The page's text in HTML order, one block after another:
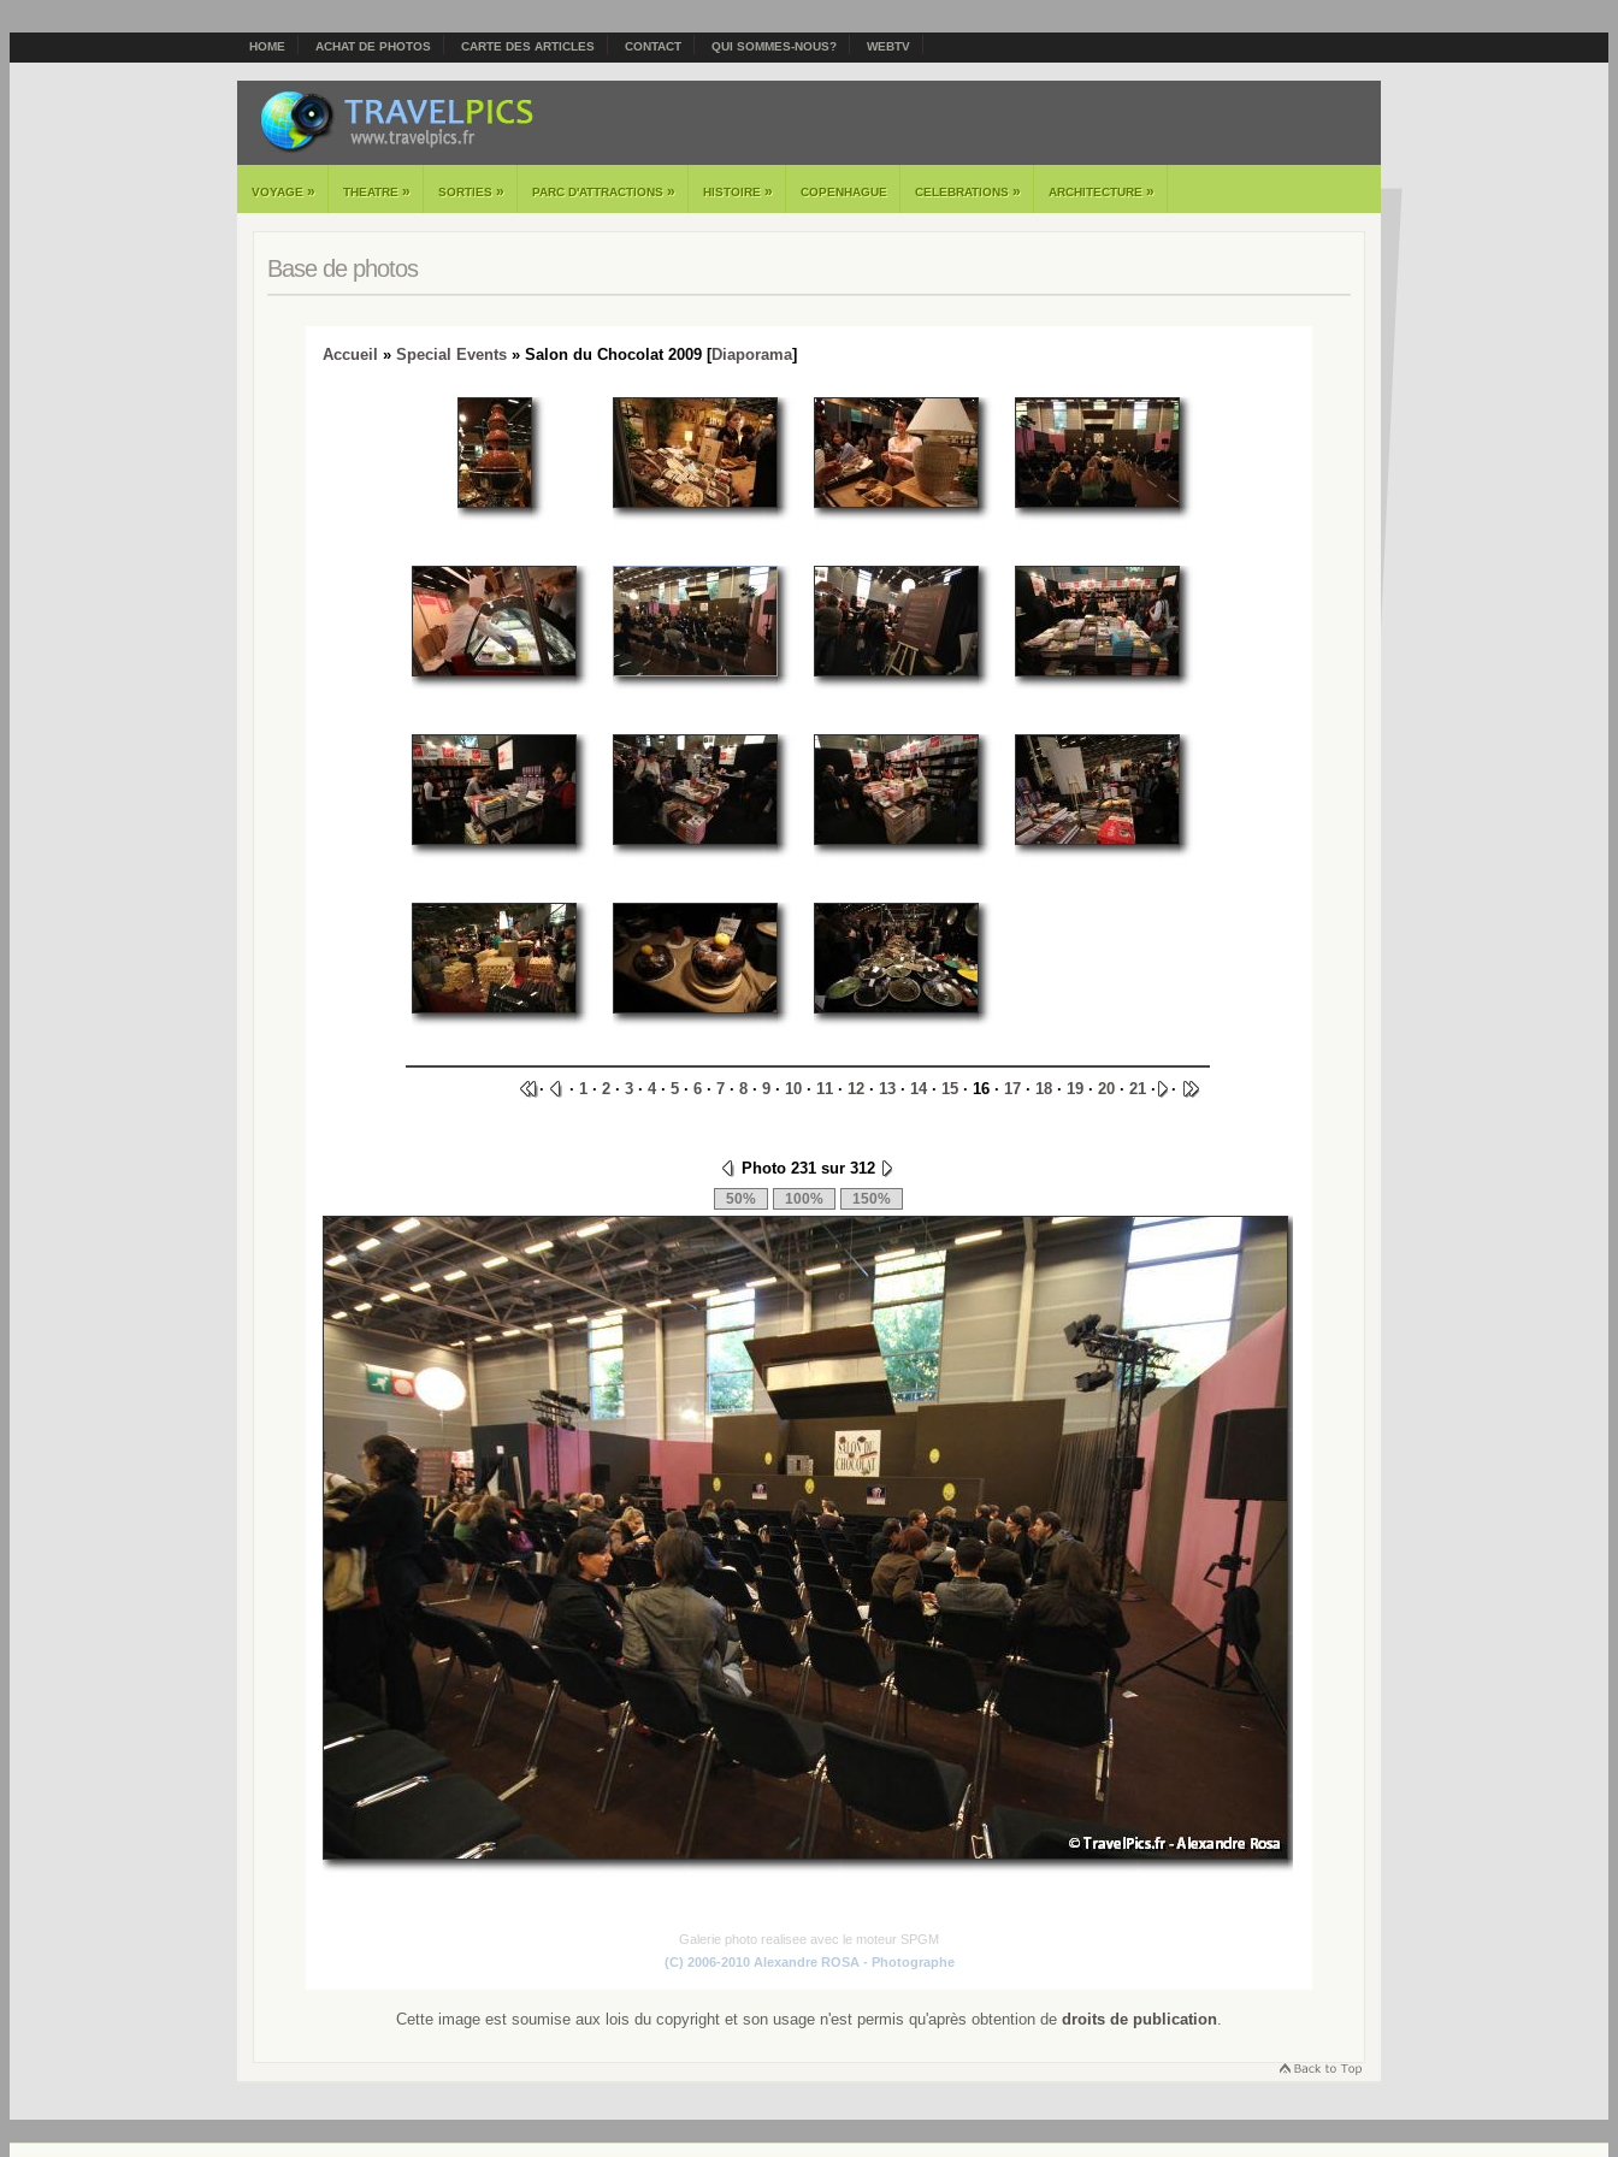
HOME ACHAT DE PHOTOS CARTE DES ARTICLES CONTACT QUI SOMMES-NOUS? WEBTV
VOYAGE » THEATRE » SORTIES » PARC D'ATTRACTIONS » HISTOIRE » COPENHAGUE CELEBRATIONS » ARCHITECTURE »
Base de photos
Accueil » Special Events » Salon du Chocolat 2009 [Diaporama]
· · 1 · 2 · 3 · 4· 5 · 6 · 7 · 8 · 9 · 10 · 11 · 12 · 13 · 14· 15 · 16 · 17 · 18 · 19 · 20 · 21 · ·
Photo 231 sur 312
Galerie photo realisee avec le moteur SPGM
(C) 2006-2010 Alexandre ROSA - Photographe
Cette image est soumise aux lois du copyright et son usage n'est permis qu'après obtention de droits de publication.